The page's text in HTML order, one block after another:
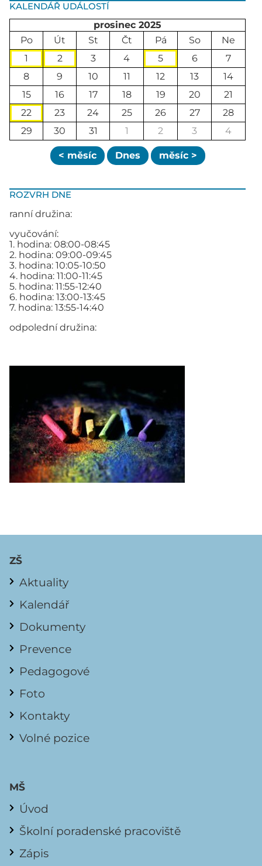
KALENDÁŘ UDÁLOSTÍ
prosinec 2025
Po
Út St Čt Pá So
Ne
1
2 3 4 5 6
7
8
9 10 11 12 13
14
15
16 17 18 19 20
21
22
23 24 25 26 27
28
29
30 31 1 2 3 4
< měsíc Dnes měsíc >
ROZVRH DNE
ranní družina:
vyučování:
1. hodina: 08:00-08:45
2. hodina: 09:00-09:45
3. hodina: 10:05-10:50
4. hodina: 11:00-11:45
5. hodina: 11:55-12:40
6. hodina: 13:00-13:45
7. hodina: 13:55-14:40
odpolední družina:
ZŠ
Aktuality
Kalendář
Dokumenty
Prevence
Pedagogové
Foto
Kontakty
Volné pozice
MŠ
Úvod
Školní poradenské pracoviště
Zápis